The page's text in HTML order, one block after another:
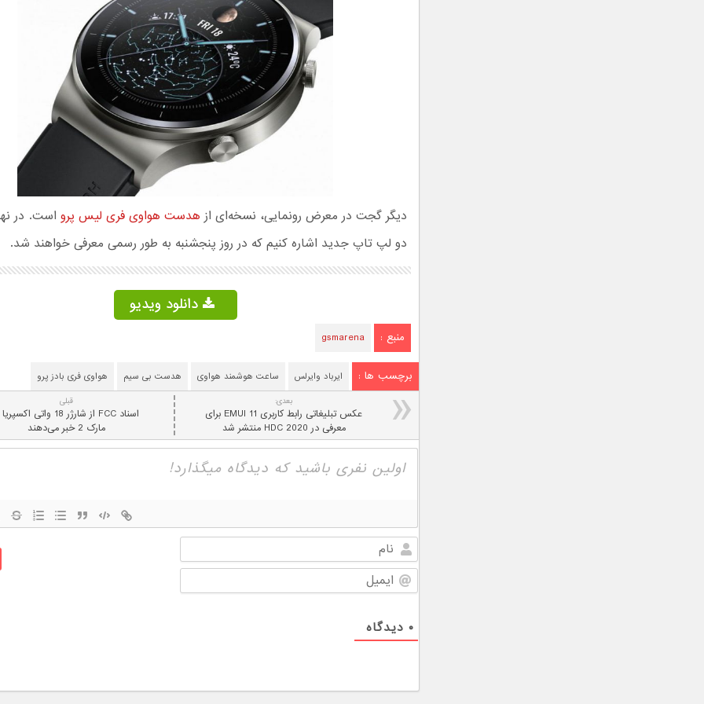
دیگر گجت در معرض رونمایی، نسخه‌ای از هدست هواوی فری لیس پرو است. در
دو لپ تاپ جدید اشاره کنیم که در روز پنجشنبه به طور رسمی معرفی خواهند شد.
دانلود ویدیو
منبع : gsmarena
برچسب ها : ایرباد وایرلس ساعت هوشمند هواوی هدست بی سیم هواوی فری بادز پرو
قبلی
مارک 2 خبر می‌دهند
بعدی:
عکس تبلیغاتی رابط کاربری EMUI 11 برای
معرفی در HDC 2020 منتشر شد
نام
ایمیل
۰ دیدگاه